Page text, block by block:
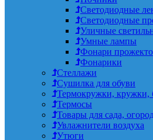
Светодиодные
Светодиодные
Уличные
Умные лампы
Фонари
Фонарики
Стеллажи
Сушилка для обуви
Термокружки, кружки,
Термосы
Товары для сада,
Увлажнители воздуха
Утюги